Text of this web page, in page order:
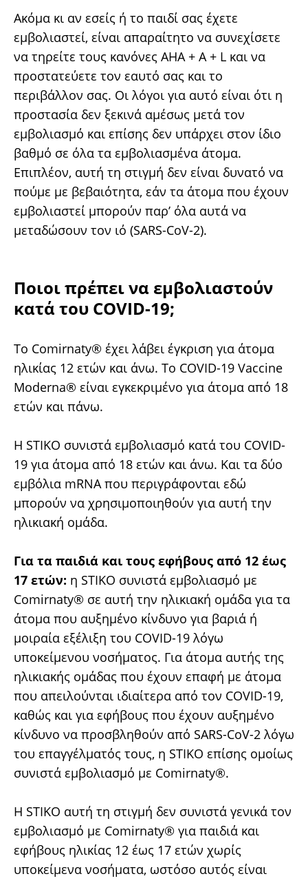
Ακόμα κι αν εσείς ή το παιδί σας έχετε
εμβολιαστεί, είναι απαραίτητο να συνεχίσετε
να τηρείτε τους κανόνες AHA + A + L και να
προστατεύετε τον εαυτό σας και το
περιβάλλον σας. Οι λόγοι για αυτό είναι ότι η
προστασία δεν ξεκινά αμέσως μετά τον
εμβολιασμό και επίσης δεν υπάρχει στον ίδιο
βαθμό σε όλα τα εμβολιασμένα άτομα.
Επιπλέον, αυτή τη στιγμή δεν είναι δυνατό να
πούμε με βεβαιότητα, εάν τα άτομα που έχουν
εμβολιαστεί μπορούν παρ’ όλα αυτά να
μεταδώσουν τον ιό (SARS-CoV-2).
Ποιοι πρέπει να εμβολιαστούν
κατά του COVID-19;
Το Comirnaty® έχει λάβει έγκριση για άτομα
ηλικίας 12 ετών και άνω. Το COVID-19 Vaccine
Moderna® είναι εγκεκριμένο για άτομα από 18
ετών και πάνω.
Η STIKO συνιστά εμβολιασμό κατά του COVID-
19 για άτομα από 18 ετών και άνω. Και τα δύο
εμβόλια mRNA που περιγράφονται εδώ
μπορούν να χρησιμοποιηθούν για αυτή την
ηλικιακή ομάδα.
Για τα παιδιά και τους εφήβους από 12 έως
17 ετών: η STIKO συνιστά εμβολιασμό με
Comirnaty® σε αυτή την ηλικιακή ομάδα για τα
άτομα που αυξημένο κίνδυνο για βαριά ή
μοιραία εξέλιξη του COVID-19 λόγω
υποκείμενου νοσήματος. Για άτομα αυτής της
ηλικιακής ομάδας που έχουν επαφή με άτομα
που απειλούνται ιδιαίτερα από τον COVID-19,
καθώς και για εφήβους που έχουν αυξημένο
κίνδυνο να προσβληθούν από SARS-CoV-2 λόγω
του επαγγέλματός τους, η STIKO επίσης ομοίως
συνιστά εμβολιασμό με Comirnaty®.
Η STIKO αυτή τη στιγμή δεν συνιστά γενικά τον
εμβολιασμό με Comirnaty® για παιδιά και
εφήβους ηλικίας 12 έως 17 ετών χωρίς
υποκείμενα νοσήματα, ωστόσο αυτός είναι